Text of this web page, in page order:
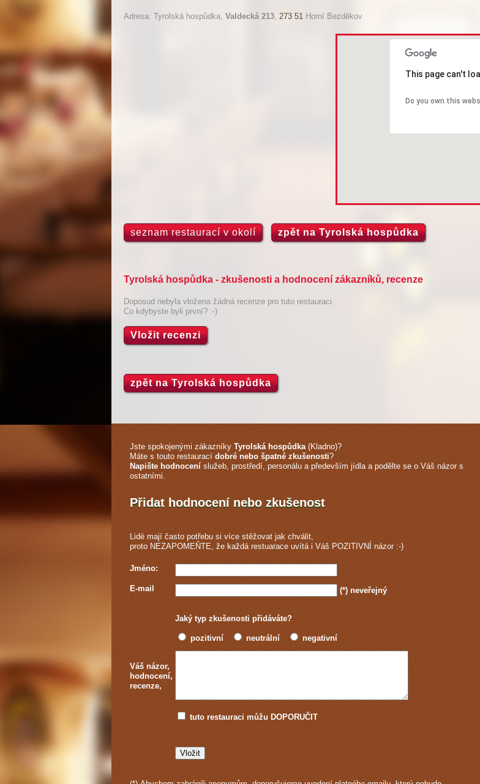
Adresa: Tyrolská hospůdka, Valdecká 213, 273 51 Horní Bezděkov
This page can't
Do you own this
seznam restaurací v okolí zpět na Tyrolská hospůdka
Tyrolská hospůdka - zkušenosti a hodnocení zákazníků, recenze
Doposud nebyla vložena žádná recenze pro tuto restauraci.
Co kdybyste byli první? :-)
Vložit recenzi
zpět na Tyrolská hospůdka
Jste spokojenými zákazníky Tyrolská hospůdka(Kladno)?
Máte s touto restaurací dobré nebo špatné zkušenosti?
Napište hodnocení služeb, prostředí, personálu a především jídla a podělte se o Váš názor s
ostatními.
Přidat hodnocení nebo zkušenost
Lidé mají často potřebu si více stěžovat jak chválit,
proto NEZAPOMEŇTE, že každá restuarace uvítá i Váš POZITIVNÍ názor :-)
Jméno:
E-mail (*) neveřejný
Jaký typ zkušenosti přidáváte?
pozitivní neutrální negativní
Váš názor,
hodnocení,
recenze,
tuto restauraci můžu DOPORUČIT